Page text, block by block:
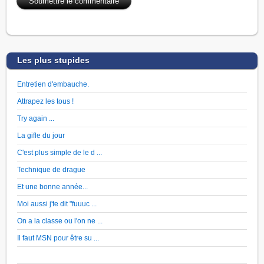
Les plus stupides
Entretien d'embauche.
Attrapez les tous !
Try again ...
La gifle du jour
C'est plus simple de le d ...
Technique de drague
Et une bonne année...
Moi aussi j'te dit "fuuuc ...
On a la classe ou l'on ne ...
Il faut MSN pour être su ...